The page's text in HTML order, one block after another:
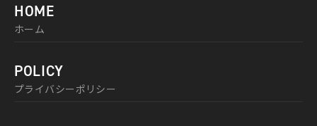
HOME
ホーム
POLICY
プライバシーポリシー